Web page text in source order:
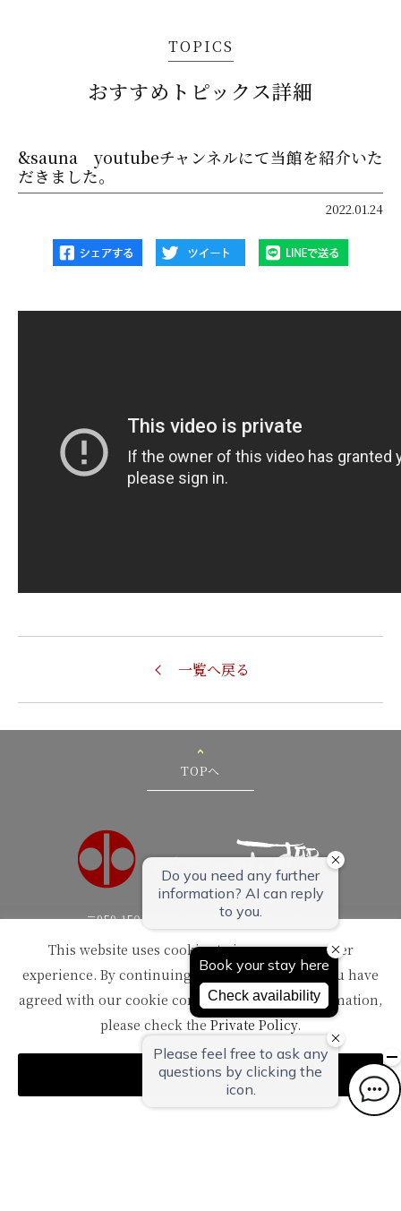
TOPICS
おすすめトピックス詳細
&sauna youtubeチャンネルにて当館を紹介いた
だきました。
2022.01.24
一覧へ戻る
TOPへ
〒959-1502 新潟県南蒲原郡田上町湯田上温泉
TEL： 0256-57-5000（代）
FAX：0256-57-4929
Mail： in@oyanagi.co.jp
This website uses cookies to improve your user
experience. By continuing to use this website, you have
agreed with our cookie consent. For futher information,
please check the Private Policy.
Agree